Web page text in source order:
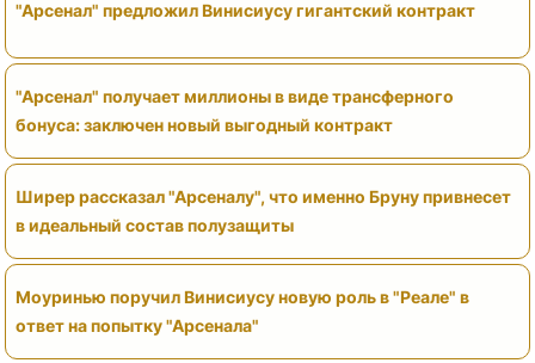
"Арсенал" предложил Винисиусу гигантский контракт
"Арсенал" получает миллионы в виде трансферного
бонуса: заключен новый выгодный контракт
Ширер рассказал "Арсеналу", что именно Бруну привнесет
в идеальный состав полузащиты
Моуринью поручил Винисиусу новую роль в "Реале" в
ответ на попытку "Арсенала"